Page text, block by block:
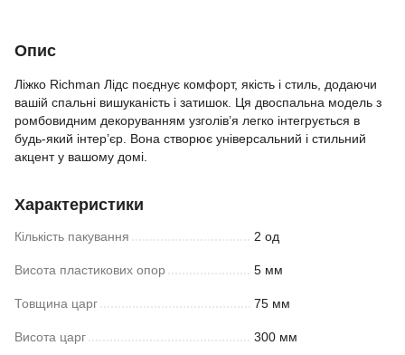
Опис
Ліжко Richman Лідс поєднує комфорт, якість і стиль, додаючи
вашій спальні вишуканість і затишок. Ця двоспальна модель з
ромбовидним декоруванням узголів’я легко інтегрується в
будь-який інтер’єр. Вона створює універсальний і стильний
акцент у вашому домі.
Характеристики
Кількість пакування 2 од
Висота пластикових опор 5 мм
Товщина царг 75 мм
Висота царг 300 мм